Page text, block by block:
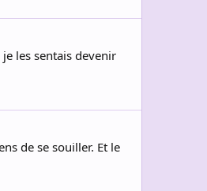
les sentais devenir
de se souiller. Et le